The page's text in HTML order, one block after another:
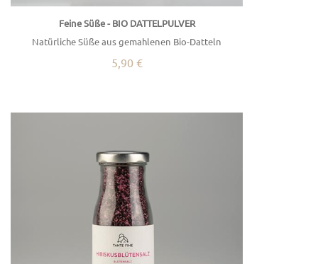
Feine Süße - BIO DATTELPULVER
Natürliche Süße aus gemahlenen Bio-Datteln
5,90 €